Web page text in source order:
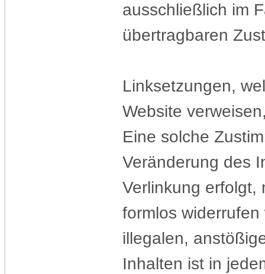
ausschließlich im
übertragbaren
Linksetzungen,
Website
Eine solche
Veränderung des
Verlinkung erfolgt,
formlos
illegalen,
Inhalten ist in